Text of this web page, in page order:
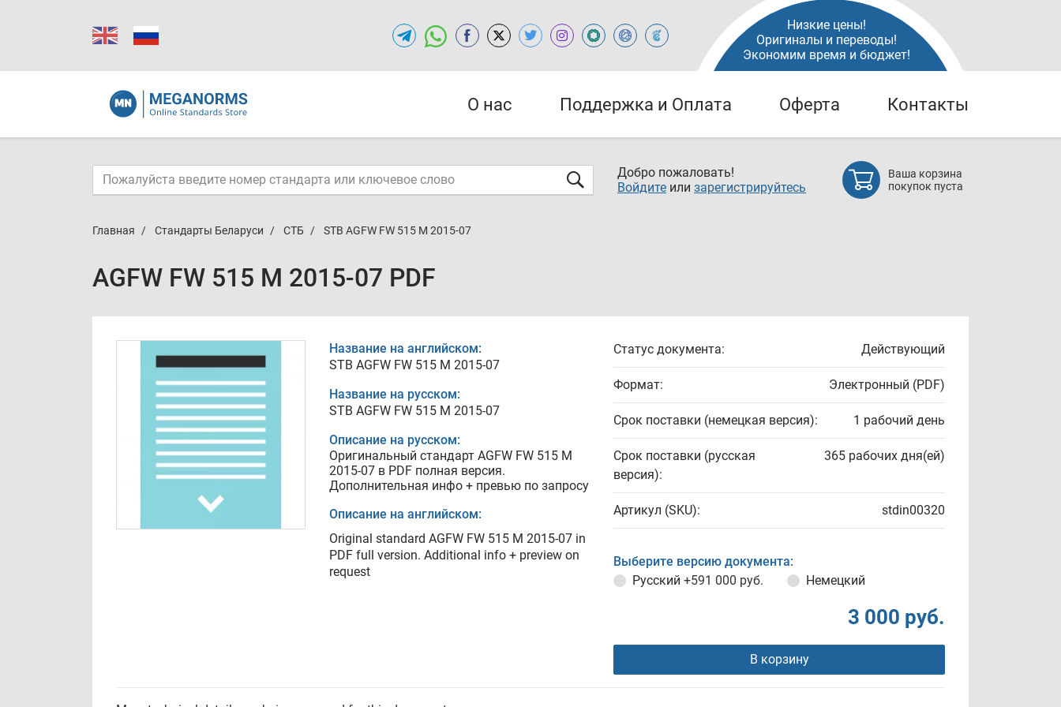
Низкие цены!
Оригиналы и переводы!
Экономим время и бюджет!
О нас Поддержка и Оплата Оферта Контакты
Добро пожаловать!
Войдите или зарегистрируйтесь
Ваша корзина
покупок пуста
Главная Стандарты Беларуси СТБ STB AGFW FW 515 M 2015-07
AGFW FW 515 M 2015-07 PDF
Название на английском:
STB AGFW FW 515 M 2015-07
Название на русском:
STB AGFW FW 515 M 2015-07
Описание на русском:
Оригинальный стандарт AGFW FW 515 M
2015-07 в PDF полная версия.
Дополнительная инфо + превью по запросу
Описание на английском:
Original standard AGFW FW 515 M 2015-07 in
PDF full version. Additional info + preview on
request
Статус документа: Действующий
Формат: Электронный (PDF)
Срок поставки (немецкая версия): 1 рабочий день
Срок поставки (русская
версия):
365 рабочих дня(ей)
Артикул (SKU): stdin00320
Выберите версию документа:
Русский +591 000 руб. Немецкий
3 000 руб.
В корзину